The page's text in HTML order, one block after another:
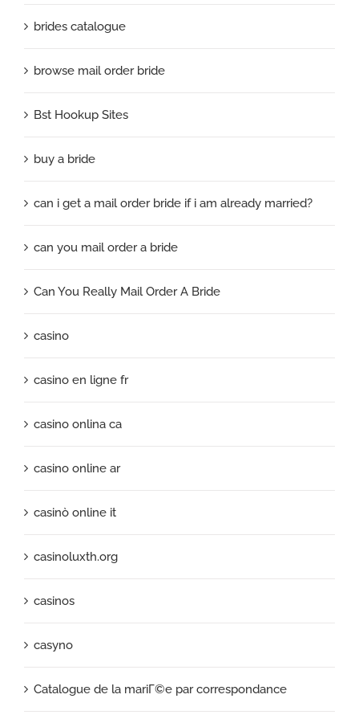
brides catalogue
browse mail order bride
Bst Hookup Sites
buy a bride
can i get a mail order bride if i am already married?
can you mail order a bride
Can You Really Mail Order A Bride
casino
casino en ligne fr
casino onlina ca
casino online ar
casinò online it
casinoluxth.org
casinos
casyno
Catalogue de la mariГ©e par correspondance